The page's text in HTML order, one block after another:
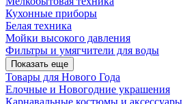
Кухонные приборы
Белая техника
Мойки высокого давления
Фильтры и умягчители для воды
Показать еще
Товары для Нового Года
Елочные и Новогодние украшения
Карнавальные костюмы и аксессуары